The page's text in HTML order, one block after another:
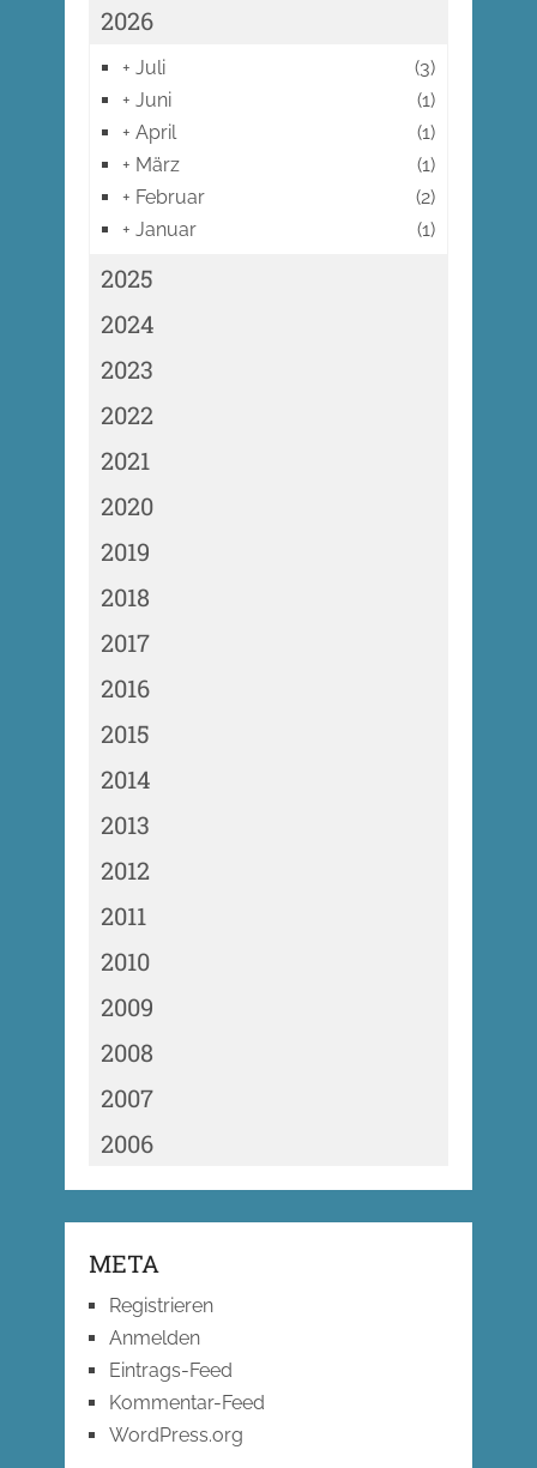
2026
+ Juli
(3)
+ Juni
(1)
+ April
(1)
+ März
(1)
+ Februar
(2)
+ Januar (1)
2025
2024
2023
2022
2021
2020
2019
2018
2017
2016
2015
2014
2013
2012
2011
2010
2009
2008
2007
2006
META
Registrieren
Anmelden
Eintrags-Feed
Kommentar-Feed
WordPress.org